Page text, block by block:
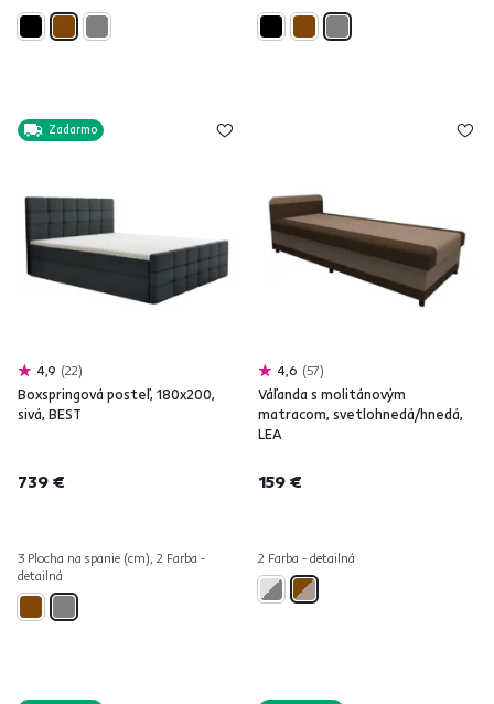
Zadarmo
4,9 22
Boxspringová posteľ, 180x200,
sivá, BEST
739 €
3 Plocha na spanie (cm), 2 Farba -
detailná
4,6 57
Váľanda s molitánovým
matracom, svetlohnedá/hnedá,
LEA
159 €
2 Farba - detailná